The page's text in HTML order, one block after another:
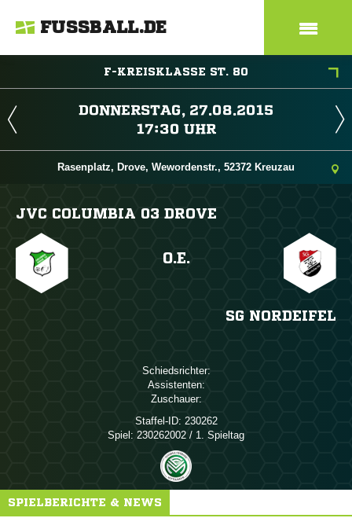
FUSSBALL.DE
F-KREISKLASSE ST. 80
 
 
Rasenplatz, Drove, Wewordenstr., 52372 Kreuzau
JVC COLUMBIA 03 DROVE
O.E.
SG NORDEIFEL
Schiedsrichter:
Assistenten:
Zuschauer:
Staffel-ID: 230262
Spiel: 230262002 / 1. Spieltag
SPIELBERICHTE & NEWS